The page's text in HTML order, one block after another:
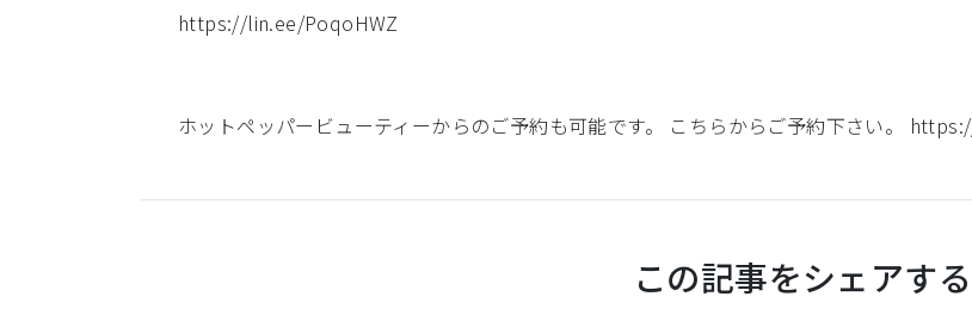
https://lin.ee/PoqoHWZ
ホットペッパービューティーからのご予約も可能です。 こちらからご予約下さい。
この記事をシェアする